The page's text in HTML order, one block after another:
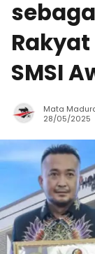
SMSI
Mata
28/05/2025